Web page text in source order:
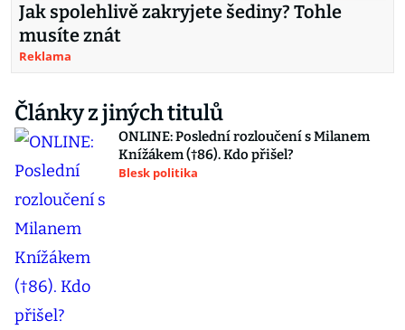
Jak spolehlivě zakryjete šediny? Tohle
musíte znát
Reklama
Články z jiných titulů
ONLINE: Poslední rozloučení s Milanem
Knížákem (†86). Kdo přišel?
Blesk politika